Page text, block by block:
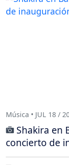
Música • JUL 18 /
Shakira en
concierto de